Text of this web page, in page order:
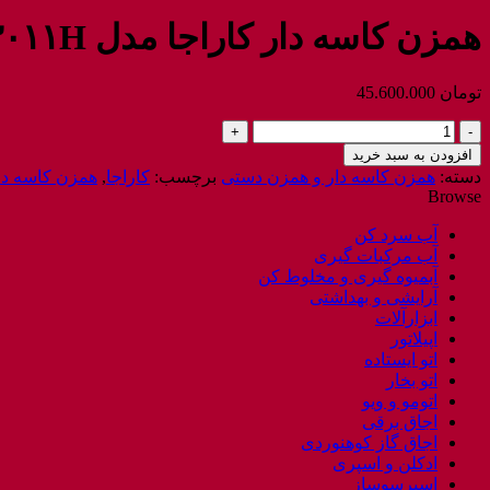
همزن کاسه دار کاراجا مدل HOMEND PROFASHION ۳۰۱۱H
تومان
همزن
کاسه
دار
کاراجا
HOMEND
PROFASHION
3011H
عدد
افزودن به سبد خرید
دسته: همزن کاسه دار و همزن دستی برچسب: کاراجا, همزن کاسه
Browse
آب سرد کن
آب مرکبات گیری
آبمیوه گیری و مخلوط کن
آرایشی و بهداشتی
ابزارآلات
اپیلاتور
اتو ایستاده
اتو بخار
اتومو و ویو
اجاق برقی
اجاق گاز کوهنوردی
ادکلن و اسپری
اسپرسوساز